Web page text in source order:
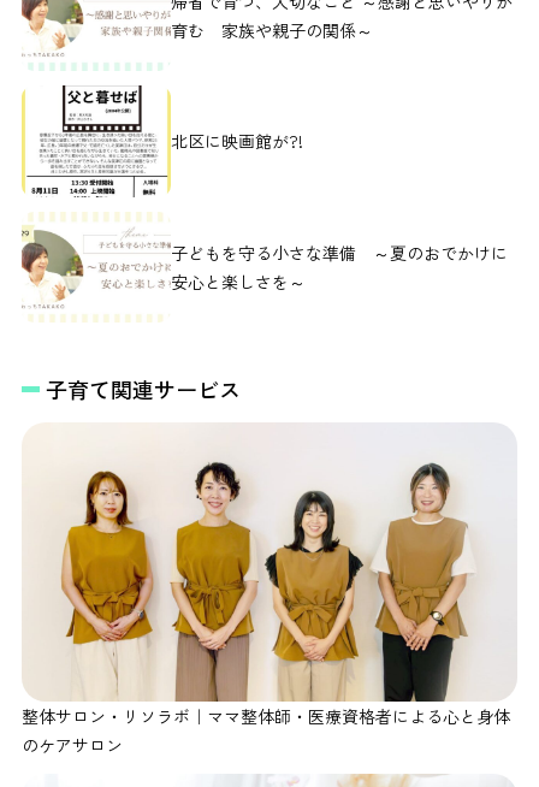
育む 家族や親子の関係～
北区に映画館が?!
子どもを守る小さな準備 ～夏のおでかけに
安心と楽しさを～
子育て関連サービス
整体サロン・リソラボ｜ママ整体師・医療資格者による心と身体
のケアサロン